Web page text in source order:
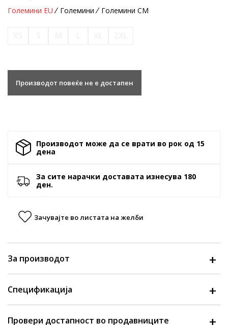
Големини EU Големини Големини CM
Производот повеќе не е достапен
Производот може да се врати во рок од 15
денa
За сите нарачки доставата изнесува 180
ден.
Зачувајте во листата на желби
За производот
Спецификација
Провери достапност во продавниците